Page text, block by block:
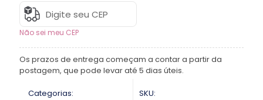
Não sei meu CEP
Os prazos de entrega começam a contar a partir da
postagem, que pode levar até 5 dias úteis.
Categorias:
SKU: